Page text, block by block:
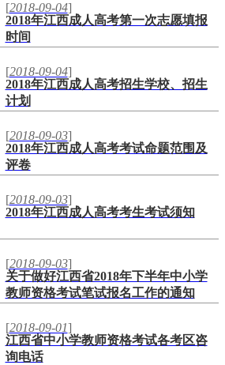
[2018-09-04]
2018年江西成人高考第一次志愿填报
时间
[2018-09-04]
2018年江西成人高考招生学校、招生
计划
[2018-09-03]
2018年江西成人高考考试命题范围及
评卷
[2018-09-03]
2018年江西成人高考考生考试须知
[2018-09-03]
关于做好江西省2018年下半年中小学
教师资格考试笔试报名工作的通知
[2018-09-01]
江西省中小学教师资格考试各考区咨
询电话